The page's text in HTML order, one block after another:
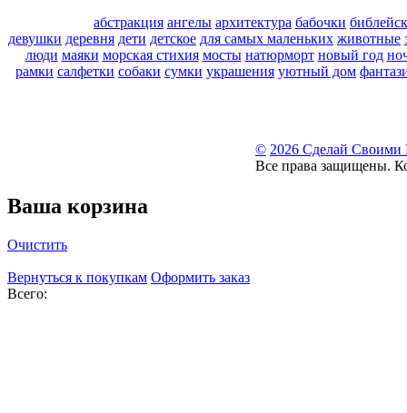
абстракция ангелы архитектура бабочки
девушки деревня дети детское для самых маленьких животные
люди маяки морская стихия мосты натюрморт новый год
рамки салфетки собаки сумки украшения уютный дом
© 2026 Сделай Своими
Все права защищены.
Ваша корзина
Очистить
Вернуться к покупкам Оформить заказ
Всего: